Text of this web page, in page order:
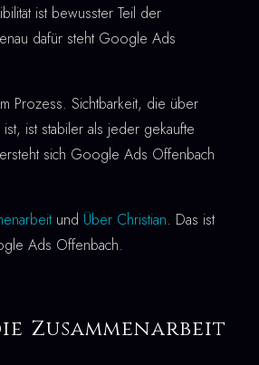
ist bewusster Teil der
dafür steht Google Ads
Prozess. Sichtbarkeit, die über
ist stabiler als jeder gekaufte
sich Google Ads Offenbach
und Über Christian. Das ist
Ads Offenbach.
Zusammenarbeit